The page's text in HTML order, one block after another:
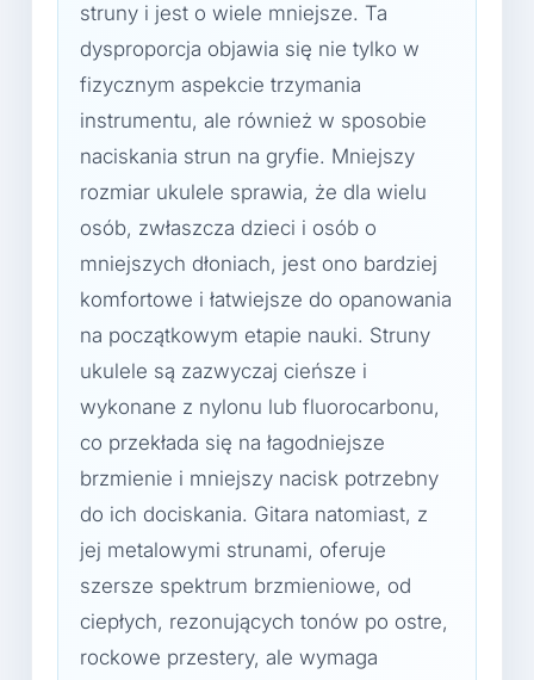
struny i jest o wiele mniejsze. Ta
dysproporcja objawia się nie tylko w
fizycznym aspekcie trzymania
instrumentu, ale również w sposobie
naciskania strun na gryfie. Mniejszy
rozmiar ukulele sprawia, że dla wielu
osób, zwłaszcza dzieci i osób o
mniejszych dłoniach, jest ono bardziej
komfortowe i łatwiejsze do opanowania
na początkowym etapie nauki. Struny
ukulele są zazwyczaj cieńsze i
wykonane z nylonu lub fluorocarbonu,
co przekłada się na łagodniejsze
brzmienie i mniejszy nacisk potrzebny
do ich dociskania. Gitara natomiast, z
jej metalowymi strunami, oferuje
szersze spektrum brzmieniowe, od
ciepłych, rezonujących tonów po ostre,
rockowe przestery, ale wymaga